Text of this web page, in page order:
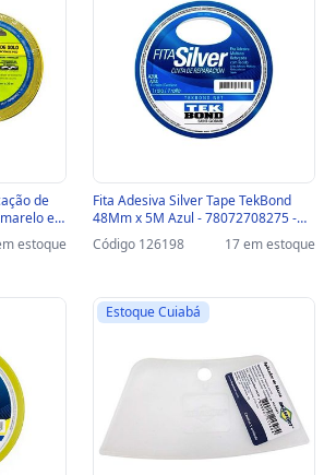
de
e
-
estoque
Fita Adesiva Silver Tape TekBond
48Mm x 5M Azul - 78072708275 -
78072708275
Código 126198 17 em estoque
Estoque Cuiabá